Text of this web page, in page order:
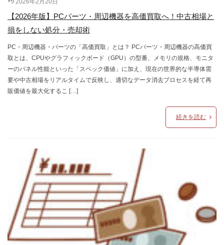
【2026年版】PCパーツ・周辺機器を高価買取へ！中古相場と
損をしない処分・売却術
PC・周辺機器・パーツの「高価買取」とは？ PCパーツ・周辺機器の高価買
取とは、CPUやグラフィックボード（GPU）の型番、メモリの規格、モニタ
ーのパネル性能といった「スペック価値」に加え、現在の世界的な半導体需
要や中古相場をリアルタイムで反映し、適切なデータ消去プロセスを経て再
販価値を最大化するこ […]
続きを読む